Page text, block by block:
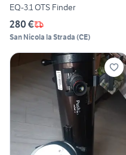
EQ-3.1 OTS Finder
280 €
San Nicola la Strada (CE)